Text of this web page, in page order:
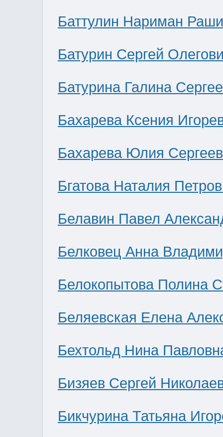
Баттулин Нариман
Батурин Сергей
Батурина Галина
Бахарева Ксения
Бахарева Юлия
Бгатова Наталия
Белавин Павел
Белковец Анна
Белокопытова Полина
Беляевская Елена
Бехтольд Нина
Бизяев Сергей
Бикчурина Татьяна